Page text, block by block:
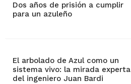
Dos años de prisión a cumplir
para un azuleño
El arbolado de Azul como un
sistema vivo: la mirada experta
del ingeniero Juan Bardi